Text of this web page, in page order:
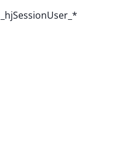
_hjSessionUser_*